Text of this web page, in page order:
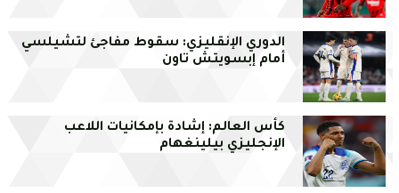
الدوري الإنقليزي: سقوط مفاجئ لتشيلسي
أمام إبسويتش تاون
كأس العالم: إشادة بإمكانيات اللاعب
الإنجليزي بيلينغهام